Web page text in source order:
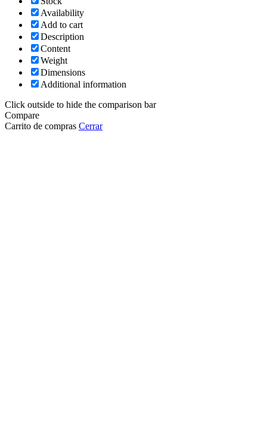
Availability
Add to cart
Description
Content
Weight
Dimensions
Additional information
Click outside to hide the comparison bar
Compare
Carrito de compras Cerrar